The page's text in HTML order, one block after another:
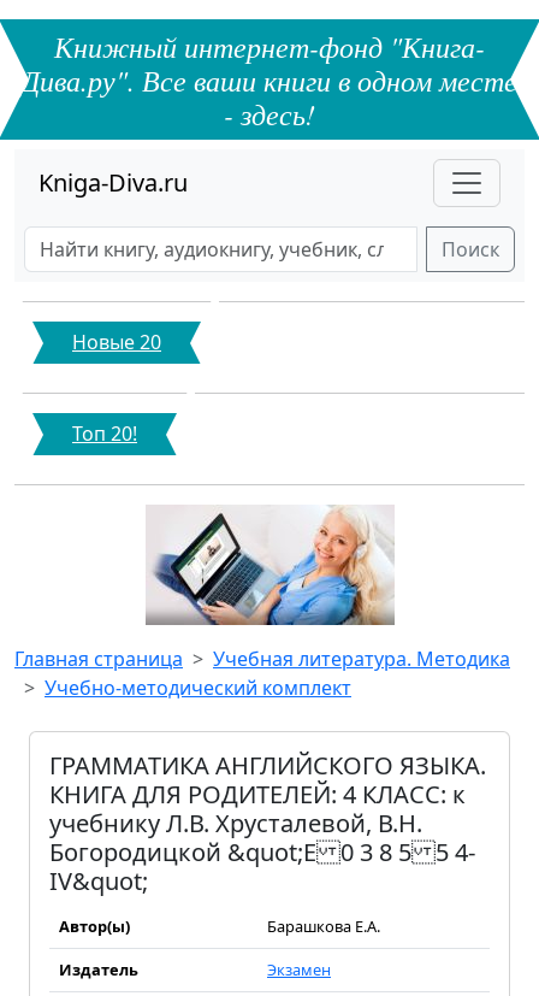
Книжный интернет-фонд "Книга-
Дива.ру". Все ваши книги в одном месте
- здесь!
Kniga-Diva.ru
Поиск
Новые 20
Топ 20!
Главная страница
Учебная литература. Методика
Учебно-методический комплект
ГРАММАТИКА АНГЛИЙСКОГО ЯЗЫКА.
КНИГА ДЛЯ РОДИТЕЛЕЙ: 4 КЛАСС: к
учебнику Л.В. Хрусталевой, В.Н.
Богородицкой &quot;E 0 3 8 5 5 4-
IV&quot;
Автор(ы)
Барашкова Е.А.
Издатель
Экзамен